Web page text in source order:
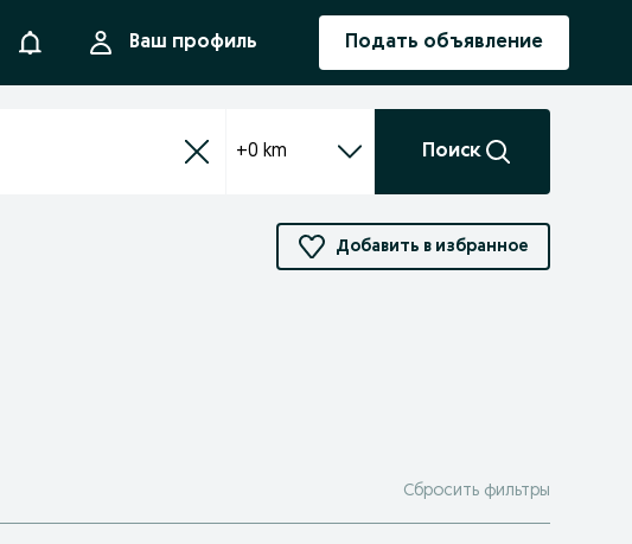
УведомленияВаш профиль Подать объявление
+0 km Поиск
Добавить в избранное
Сбросить фильтры